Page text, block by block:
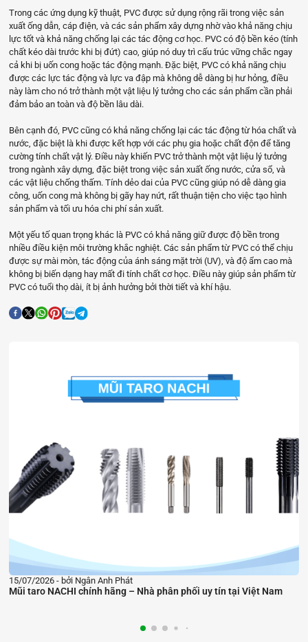
Trong các ứng dụng kỹ thuật, PVC được sử dụng rộng rãi trong việc sản
xuất ống dẫn, cáp điện, và các sản phẩm xây dựng nhờ vào khả năng chịu
lực tốt và khả năng chống lại các tác động cơ học. PVC có độ bền kéo (tính
chất kéo dài trước khi bị đứt) cao, giúp nó duy trì cấu trúc vững chắc ngay
cả khi bị uốn cong hoặc tác động mạnh. Đặc biệt, PVC có khả năng chịu
được các lực tác động và lực va đập mà không dễ dàng bị hư hỏng, điều
này làm cho nó trở thành một vật liệu lý tưởng cho các sản phẩm cần phải
đảm bảo an toàn và độ bền lâu dài.
Bên cạnh đó, PVC cũng có khả năng chống lại các tác động từ hóa chất và
nước, đặc biệt là khi được kết hợp với các phụ gia hoặc chất độn để tăng
cường tính chất vật lý. Điều này khiến PVC trở thành một vật liệu lý tưởng
trong ngành xây dựng, đặc biệt trong việc sản xuất ống nước, cửa sổ, và
các vật liệu chống thấm. Tính dẻo dai của PVC cũng giúp nó dễ dàng gia
công, uốn cong mà không bị gãy hay nứt, rất thuận tiện cho việc tạo hình
sản phẩm và tối ưu hóa chi phí sản xuất.
Một yếu tố quan trọng khác là PVC có khả năng giữ được độ bền trong
nhiều điều kiện môi trường khắc nghiệt. Các sản phẩm từ PVC có thể chịu
được sự mài mòn, tác động của ánh sáng mặt trời (UV), và độ ẩm cao mà
không bị biến dạng hay mất đi tính chất cơ học. Điều này giúp sản phẩm từ
PVC có tuổi thọ dài, ít bị ảnh hưởng bởi thời tiết và khí hậu.
Nam
11/07/2026 bởi Ngân Anh Phát
Nhà phân phối chính hãng mũi khoan NACHI tại Việt